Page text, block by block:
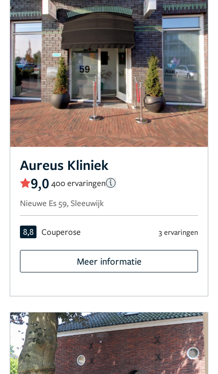
Aureus Kliniek
9,0 400 ervaringen
Nieuwe Es 59, Sleeuwijk
8,8 Couperose 3 ervaringen
Meer informatie